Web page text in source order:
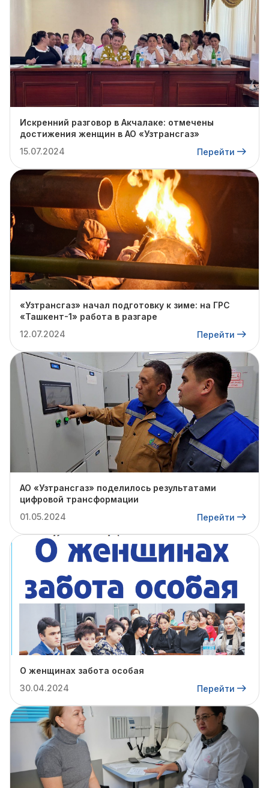
Искренний разговор в Акчалаке: отмечены
достижения женщин в АО «Узтрансгаз»
15.07.2024
Перейти
«Узтрансгаз» начал подготовку к зиме: на ГРС
«Ташкент-1» работа в разгаре
12.07.2024
Перейти
АО «Узтрансгаз» поделилось результатами
цифровой трансформации
01.05.2024
Перейти
О женщинах забота особая
30.04.2024
Перейти